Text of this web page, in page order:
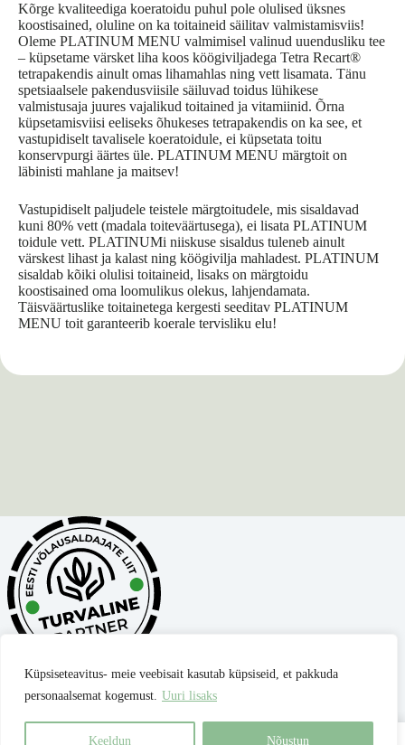
Küpsiseteavitus- meie veebisait kasutab küpsiseid, et pakkuda
personaalsemat kogemust. Uuri lisaks
Keeldun Nõustun
Kõrge kvaliteediga koeratoidu puhul pole olulised üksnes
koostisained, oluline on ka toitaineid säilitav valmistamisviis!
Oleme PLATINUM MENU valmimisel valinud uuendusliku tee
– küpsetame värsket liha koos köögiviljadega Tetra Recart®
tetrapakendis ainult omas lihamahlas ning vett lisamata. Tänu
spetsiaalsele pakendusviisile säiluvad toidus lühikese
valmistusaja juures vajalikud toitained ja vitamiinid. Õrna
küpsetamisviisi eeliseks õhukeses tetrapakendis on ka see, et
vastupidiselt tavalisele koeratoidule, ei küpsetata toitu
konservpurgi äärtes üle. PLATINUM MENU märgtoit on
läbinisti mahlane ja maitsev!
Vastupidiselt paljudele teistele märgtoitudele, mis sisaldavad
kuni 80% vett (madala toiteväärtusega), ei lisata PLATINUM
toidule vett. PLATINUMi niiskuse sisaldus tuleneb ainult
värskest lihast ja kalast ning köögivilja mahladest. PLATINUM
sisaldab kõiki olulisi toitaineid, lisaks on märgtoidu
koostisained oma loomulikus olekus, lahjendamata.
Täisväärtuslike toitainetega kergesti seeditav PLATINUM
MENU toit garanteerib koerale tervisliku elu!
Privaatsuspoliitika
Müügitingimused
Parima hinna garantii